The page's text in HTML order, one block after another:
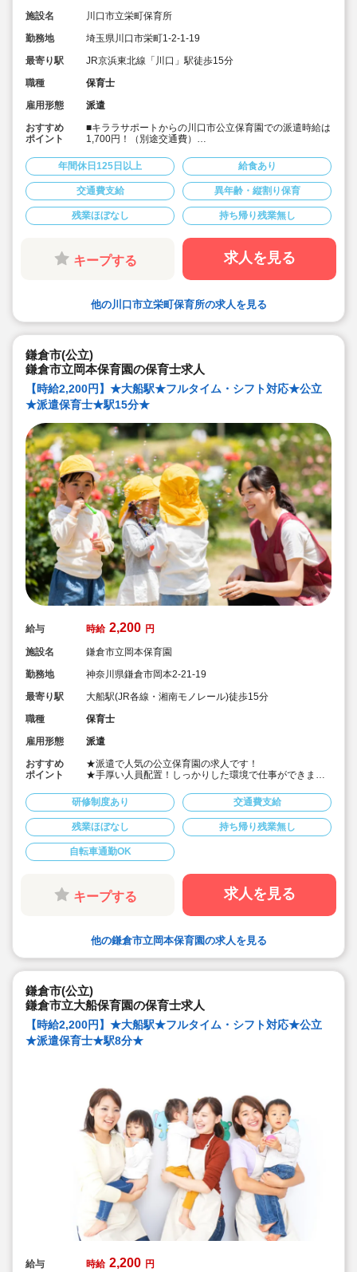
施設名
川口市立栄町保育所
勤務地
埼玉県川口市栄町1-2-1-19
最寄り駅
JR京浜東北線「川口」駅徒歩15分
職種
保育士
雇用形態
派遣
おすすめ
ポイント
■キララサポートからの川口市公立保育園での派遣時給は
1,700円！（別途交通費）
■1日あたり6時間以上での勤務時間の相談も可能です！
■土日祝完全休み＆持ち帰りや残業もありません！
■正職員が大変！パートだけど業務負担が大きい！という
方におススメです！
年間休日125日以上 給食あり
交通費支給 異年齢・縦割り保育
残業ほぼなし 持ち帰り残業無し
キープする 求人を見る
他の川口市立栄町保育所の求人を見る
鎌倉市(公立)
鎌倉市立岡本保育園の保育士求人
【時給2,200円】★大船駅★フルタイム・シフト対応★公立
★派遣保育士★駅15分★
給与 時給 2,200 円
施設名
鎌倉市立岡本保育園
勤務地
神奈川県鎌倉市岡本2-21-19
最寄り駅
大船駅(JR各線・湘南モノレール)徒歩15分
職種
保育士
雇用形態
派遣
おすすめ
ポイント
★派遣で人気の公立保育園の求人です！
★手厚い人員配置！しっかりした環境で仕事ができま
★公立保育園の経験をできる貴重な機会です。
★時給2,200円・フルタイム、フルシフトの求人です。
研修制度あり 交通費支給
残業ほぼなし 持ち帰り残業無し
自転車通勤OK
キープする 求人を見る
他の鎌倉市立岡本保育園の求人を見る
鎌倉市(公立)
鎌倉市立大船保育園の保育士求人
【時給2,200円】★大船駅★フルタイム・シフト対応★公立
★派遣保育士★駅8分★
給与 時給 2,200 円